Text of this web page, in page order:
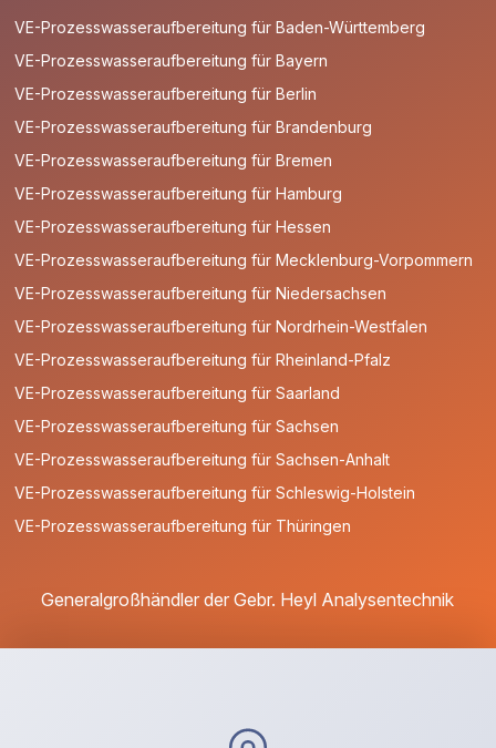
VE-Prozesswasseraufbereitung für Baden-Württemberg
VE-Prozesswasseraufbereitung für Bayern
VE-Prozesswasseraufbereitung für Berlin
VE-Prozesswasseraufbereitung für Brandenburg
VE-Prozesswasseraufbereitung für Bremen
VE-Prozesswasseraufbereitung für Hamburg
VE-Prozesswasseraufbereitung für Hessen
VE-Prozesswasseraufbereitung für Mecklenburg-Vorpommern
VE-Prozesswasseraufbereitung für Niedersachsen
VE-Prozesswasseraufbereitung für Nordrhein-Westfalen
VE-Prozesswasseraufbereitung für Rheinland-Pfalz
VE-Prozesswasseraufbereitung für Saarland
VE-Prozesswasseraufbereitung für Sachsen
VE-Prozesswasseraufbereitung für Sachsen-Anhalt
VE-Prozesswasseraufbereitung für Schleswig-Holstein
VE-Prozesswasseraufbereitung für Thüringen
Generalgroßhändler der Gebr. Heyl Analysentechnik